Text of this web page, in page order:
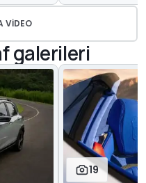
VIDEO
galerileri
19